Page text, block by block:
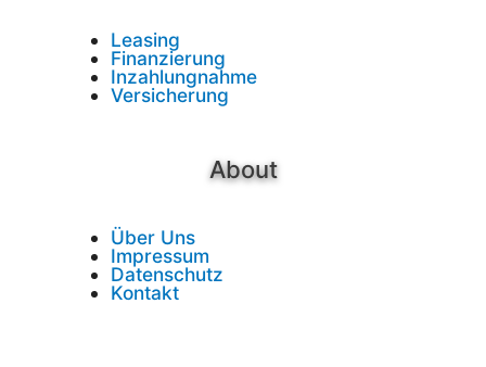
Leasing
Finanzierung
Inzahlungnahme
Versicherung
About
Über Uns
Impressum
Datenschutz
Kontakt